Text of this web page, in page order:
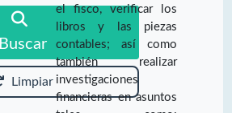
Buscar
Limpiar
el fisco, verificar los
libros y las piezas
contables; así como
también realizar
investigaciones
financieras en asuntos